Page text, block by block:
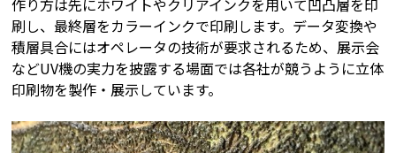
作り方は先にホワイトやクリアインクを用いて凹凸層を印
刷し、最終層をカラーインクで印刷します。データ変換や
積層具合にはオペレータの技術が要求されるため、展示会
などUV機の実力を披露する場面では各社が競うように立体
印刷物を製作・展示しています。